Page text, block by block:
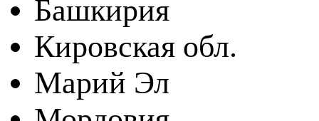
Башкирия
Кировская обл.
Марий Эл